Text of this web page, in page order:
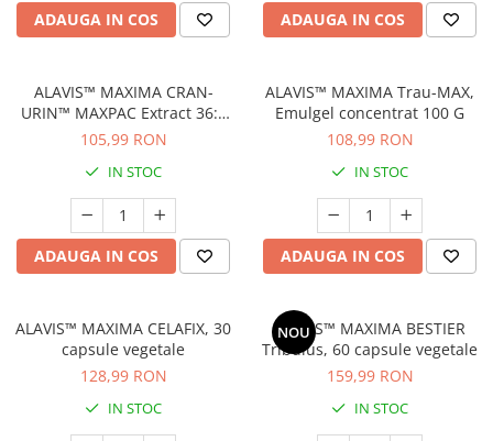
Geluri de duș
Scruburi
Creme SPF față
Creme SPF corp
After Sun
Acceleratoare bronz
Igienă Personală
Mâini și Unghii
Creme mâini
Tratamente unghii
Cosmetice coreene
L-Carnitina
Lecitina
Maca
Magneziu
Miere de Manuka
Multivitamine
Palmier pitic
Probiotice
Proteine din zer (Whey Protein)
ADAUGA IN COS ADAUGA IN COS
ALAVIS™ MAXIMA CRAN-
URIN™ MAXPAC Extract 36:1
40MG/PAC, 60 capsule
105,99 RON
IN STOC
ADAUGA IN COS
ALAVIS™ MAXIMA Trau-MAX,
Emulgel concentrat 100 G
108,99 RON
IN STOC
ADAUGA IN COS
ALAVIS™ MAXIMA CELAFIX, 30
capsule vegetale
128,99 RON
IN STOC
NOU
ALAVIS™ MAXIMA BESTIER
Tribulus, 60 capsule vegetale
159,99 RON
IN STOC